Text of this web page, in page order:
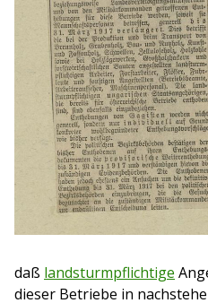
daß landsturmpflichtige
dieser Betriebe in